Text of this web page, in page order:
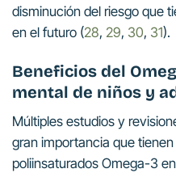
disminución del riesgo que
en el futuro (28, 29, 30, 31).
Beneficios del
mental de niños y
Múltiples estudios y
gran importancia que
poliinsaturados Omega-3